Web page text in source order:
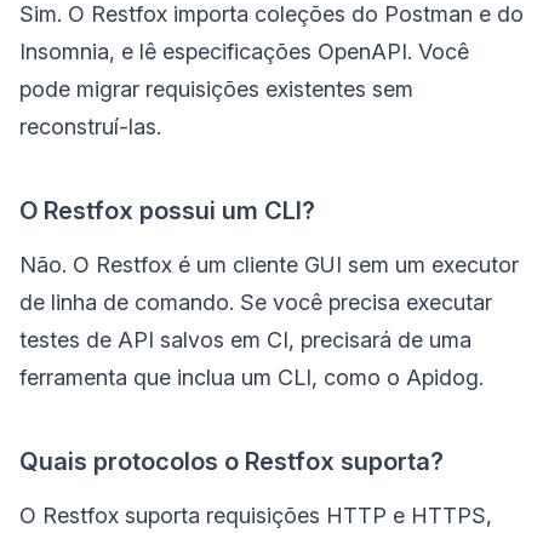
Sim. O Restfox importa coleções do Postman e do
Insomnia, e lê especificações OpenAPI. Você
pode migrar requisições existentes sem
reconstruí-las.
O Restfox possui um CLI?
Não. O Restfox é um cliente GUI sem um executor
de linha de comando. Se você precisa executar
testes de API salvos em CI, precisará de uma
ferramenta que inclua um CLI, como o Apidog.
Quais protocolos o Restfox suporta?
O Restfox suporta requisições HTTP e HTTPS,